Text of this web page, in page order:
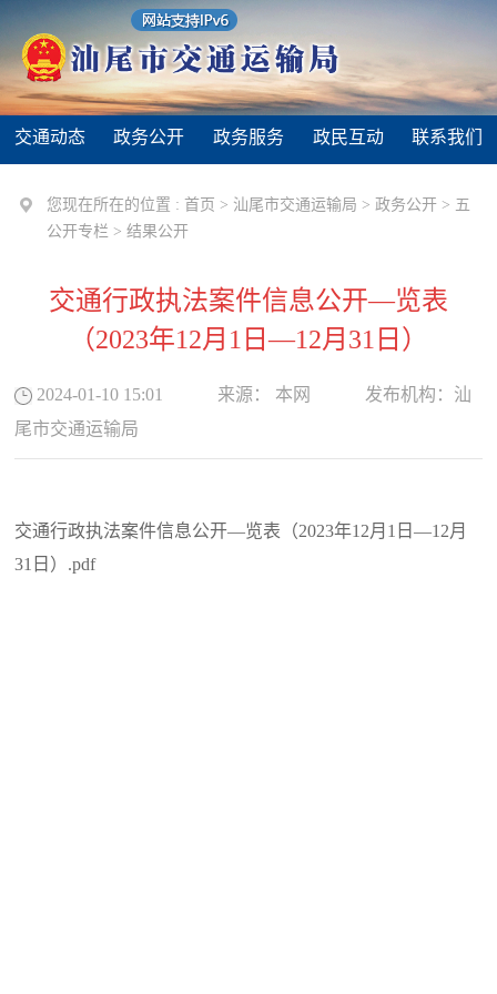
交通动态 政务公开 政务服务 政民互动 联系我们
您现在所在的位置 : 首页 > 汕尾市交通运输局 >政务公开 > 五
公开专栏 >结果公开
交通行政执法案件信息公开—览表
（2023年12月1日—12月31日）
2024-01-10 15:01 来源： 本网 发布机构： 汕
尾市交通运输局
交通行政执法案件信息公开—览表（2023年12月1日—12月
31日）.pdf